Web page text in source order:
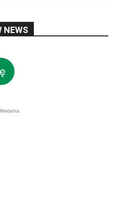
NEWS
Reklama